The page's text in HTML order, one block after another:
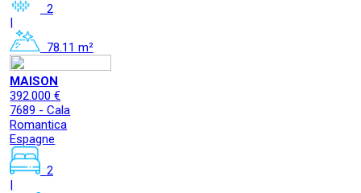
2
78.11 m²
MAISON
392.000 €
7689 - Cala
Romantica
Espagne
2
|